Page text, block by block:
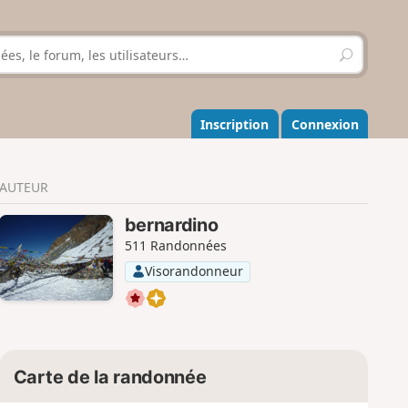
R
e
h
e
r
r
Inscription Connexion
AUTEUR
bernardino
511 Randonnées
Visorandonneur
Carte de la randonnée